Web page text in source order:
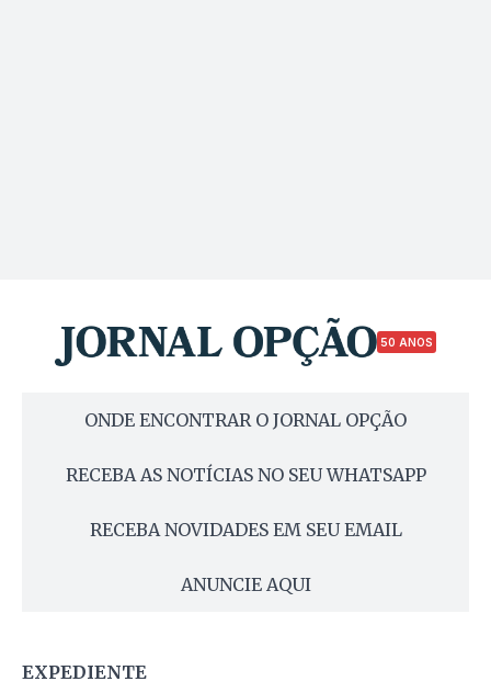
50 ANOS
ONDE ENCONTRAR O JORNAL OPÇÃO
RECEBA AS NOTÍCIAS NO SEU WHATSAPP
RECEBA NOVIDADES EM SEU EMAIL
ANUNCIE AQUI
EXPEDIENTE